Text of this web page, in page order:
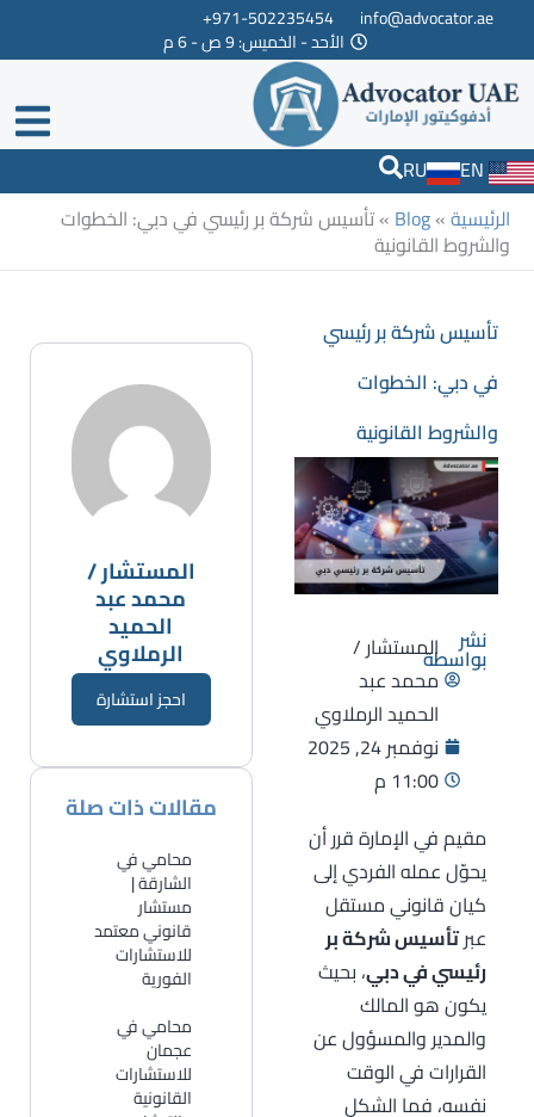
تخطي
المحتوى
info@advocator.ae
971-502235454+
الأحد - الخميس: 9 ص - 6 م
EN
RU
الرئيسية»
Blog
»تأسيس شركة بر رئيسي في دبي: الخطوات
والشروط القانونية
تأسيس شركة بر رئيسي
في دبي: الخطوات
والشروط القانونية
نشر
بواسطةالمستشار /
محمد عبد
الحميد الرملاوي
نوفمبر 24, 2025
11:00 م
مقيم في الإمارة قرر أن
يحوّل عمله الفردي إلى
كيان قانوني مستقل
عبرتأسيس شركة بر
رئيسي في دبي، بحيث
يكون هو المالك
والمدير والمسؤول عن
القرارات في الوقت
نفسه، فما الشكل
المستشار /
محمد عبد
الحميد
الرملاوي
احجز استشارة
مقالات ذات صلة
محامي في
الشارقة |
مستشار
قانوني معتمد
للاستشارات
الفورية
​محامي في
عجمان
للاستشارات
القانونية